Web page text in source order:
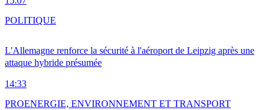
L'Allemagne renforce la sécurité à l'aéroport de Leipzig après une
attaque hybride présumée
14:33
POLITIQUE
PROENERGIE, ENVIRONNEMENT ET TRANSPORT